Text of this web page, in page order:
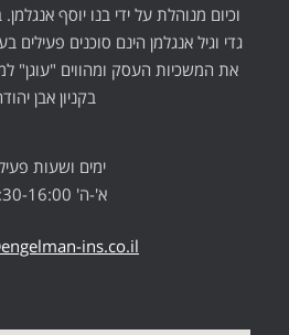
וכיום מנוהלת על ידי בנו יוסף
גדי וגיל אנגלמן הינם סוכנים פעילים
את המשכיות העסק ומהווים "עוגן"
בקניון אבן
ימים ושעות
א'-ה' 08:30-16:00
ins.co.il